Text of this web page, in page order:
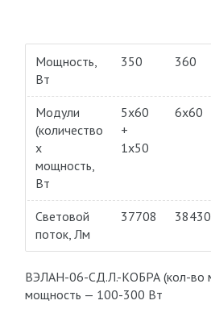
Мощность,
Вт
350 360
Модули
(количество
х
мощность,
Вт
5х60
+
1х50
6х60
Световой
поток, Лм
37708 38430
ВЭЛАН-06-СД.Л.-КОБРА (кол-во
мощность — 100-300 Вт